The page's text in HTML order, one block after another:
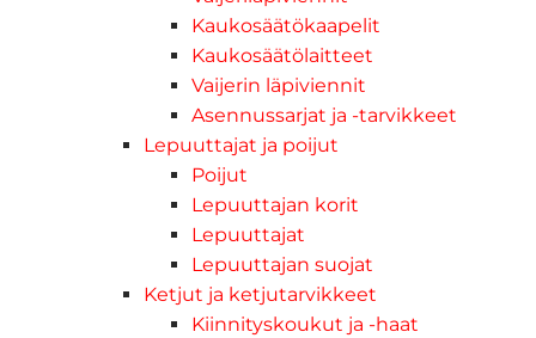
Kaukosäätökaapelit
Kaukosäätölaitteet
Vaijerin läpiviennit
Asennussarjat ja -tarvikkeet
Lepuuttajat ja poijut
Poijut
Lepuuttajan korit
Lepuuttajat
Lepuuttajan suojat
Ketjut ja ketjutarvikkeet
Kiinnityskoukut ja -haat